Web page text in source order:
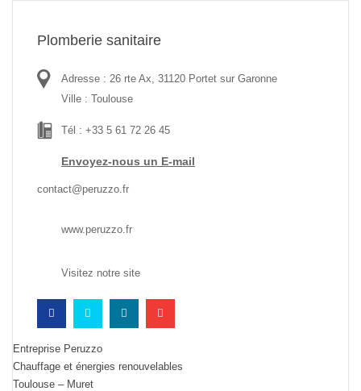
Plomberie sanitaire
Adresse : 26 rte Ax, 31120 Portet sur Garonne
Ville : Toulouse
Tél : +33 5 61 72 26 45
Envoyez-nous un E-mail
contact@peruzzo.fr
www.peruzzo.fr
Visitez notre site
Entreprise Peruzzo
Chauffage et énergies renouvelables
Toulouse – Muret